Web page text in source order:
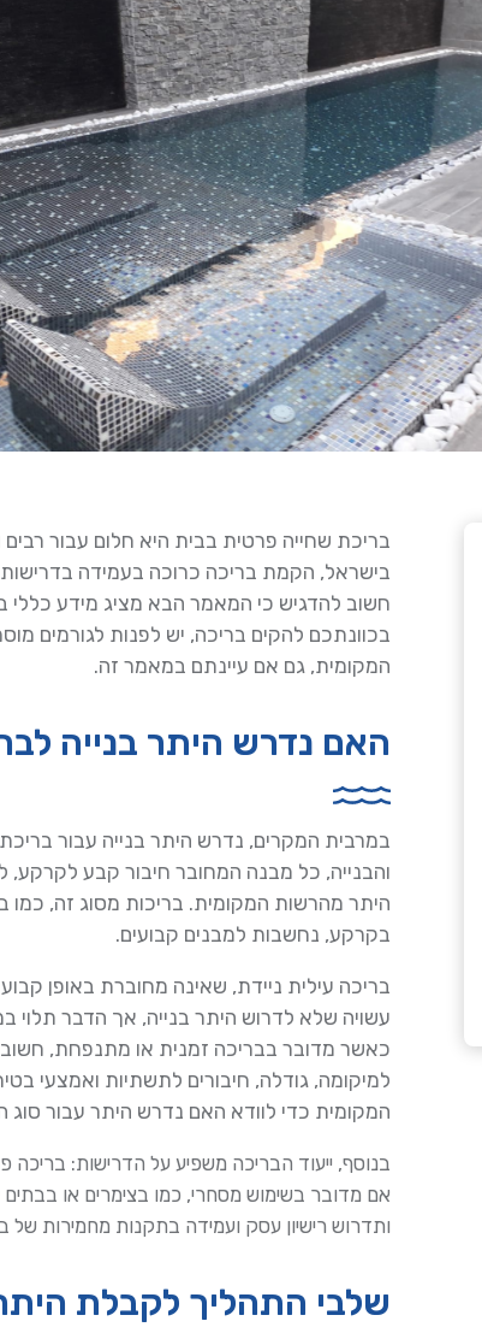
בריכת שחייה פרטית בבית היא חלום עבור
בישראל, הקמת בריכה כרוכה בעמידה בדרישות
חשוב להדגיש כי המאמר הבא מציג מידע כללי
בכוונתכם להקים בריכה, יש לפנות לגורמים
המקומית, גם אם עיינתם במאמר זה.
האם נדרש היתר בנייה
במרבית המקרים, נדרש היתר בנייה עבור
והבנייה, כל מבנה המחובר חיבור קבע לקרקע,
היתר מהרשות המקומית. בריכות מסוג זה, כמו
בקרקע, נחשבות למבנים קבועים.
בריכה עילית ניידת, שאינה מחוברת באופן
עשויה שלא לדרוש היתר בנייה, אך הדבר תלוי
כאשר מדובר בבריכה זמנית או מתנפחת,
למיקומה, גודלה, חיבורים לתשתיות ואמצעי
המקומית כדי לוודא האם נדרש היתר עבור סוג
בנוסף, ייעוד הבריכה משפיע על הדרישות: בריכה
אם מדובר בשימוש מסחרי, כמו בצימרים או בבתים
ותדרוש רישיון עסק ועמידה בתקנות מחמירות של
שלבי התהליך לקבלת